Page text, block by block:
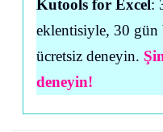
Kutools for Excel:
eklentisiyle, 30 gün
ücretsiz deneyin.
deneyin!